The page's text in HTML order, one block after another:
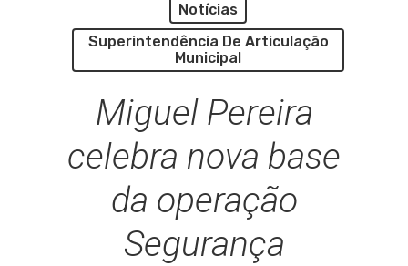
Notícias
Superintendência De Articulação
Municipal
Miguel Pereira
celebra nova base
da operação
Segurança